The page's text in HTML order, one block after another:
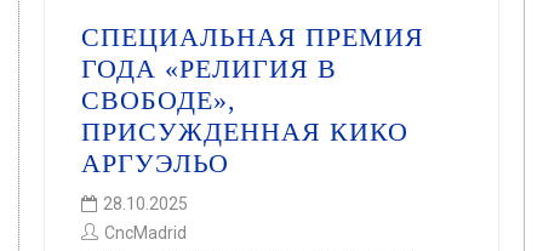
СПЕЦИАЛЬНАЯ ПРЕМИЯ
ГОДА «РЕЛИГИЯ В
СВОБОДЕ»,
ПРИСУЖДЕННАЯ КИКО
АРГУЭЛЬО
28.10.2025
CncMadrid